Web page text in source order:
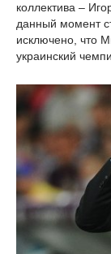
коллектива –
данный момент
исключено, что
украинский